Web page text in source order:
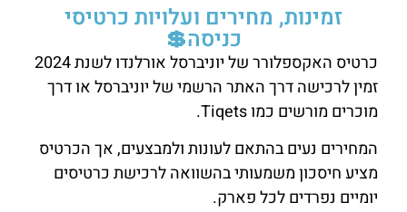
זמינות, מחירים ועלויות כרטיסי
כניסה💲
כרטיס האקספלורר של יוניברסל אורלנדו לשנת 2024
זמין לרכישה דרך האתר הרשמי של יוניברסל או דרך
מוכרים מורשים כמו Tiqets.
המחירים נעים בהתאם לעונות ולמבצעים, אך הכרטיס
מציע חיסכון משמעותי בהשוואה לרכישת כרטיסים
יומיים נפרדים לכל פארק.